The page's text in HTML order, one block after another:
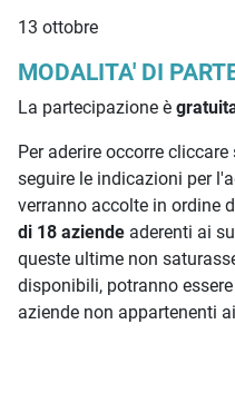
13 ottobre
MODALITA' DI
La partecipazione è
Per aderire occorre cliccare
seguire le indicazioni per
verranno accolte in ordine
di 18 aziende aderenti ai
queste ultime non
disponibili, potranno
aziende non appartenenti